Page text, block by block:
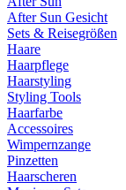
After Sun Gesicht
Sets & Reisegrößen
Haare
Haarpflege
Haarstyling
Styling Tools
Haarfarbe
Accessoires
Wimpernzange
Pinzetten
Haarscheren